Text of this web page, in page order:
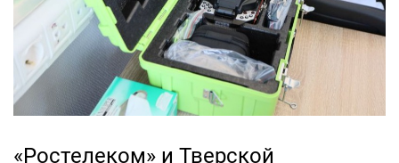
«Ростелеком» и Тверской